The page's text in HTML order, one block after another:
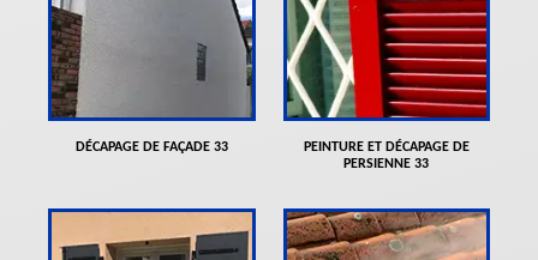
DÉCAPAGE DE FAÇADE 33
PEINTURE ET DÉCAPAGE DE
PERSIENNE 33